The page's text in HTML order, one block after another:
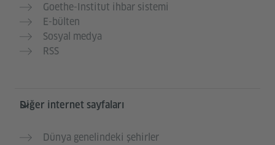
Goethe-Institut ihbar sistemi
E-bülten
Sosyal medya
RSS
Diğer internet sayfaları
Dünya genelindeki şehirler